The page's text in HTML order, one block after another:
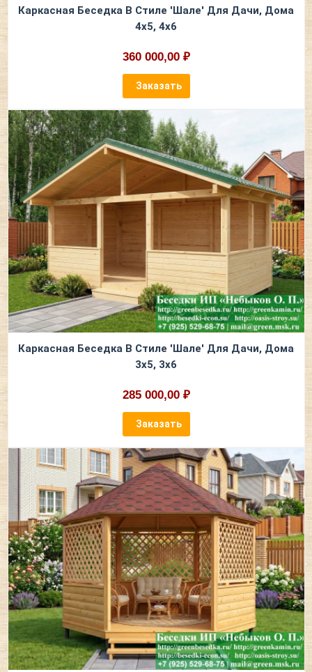
Каркасная Беседка В Стиле 'Шале' Для Дачи, Дома
4х5, 4х6
360 000,00 ₽
Заказать
Каркасная Беседка В Стиле 'Шале' Для Дачи, Дома
3х5, 3х6
285 000,00 ₽
Заказать